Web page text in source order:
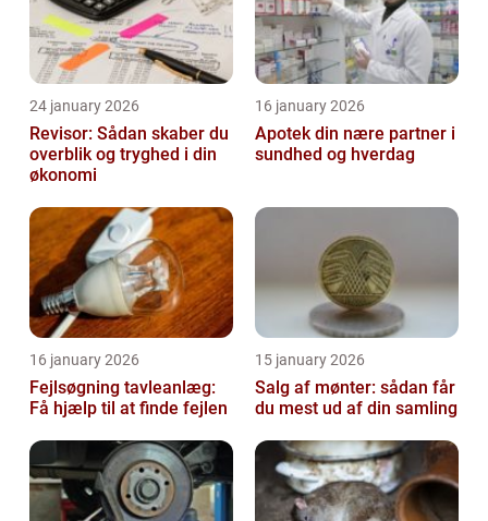
24 january 2026
Revisor: Sådan skaber du
overblik og tryghed i din
økonomi
16 january 2026
Apotek din nære partner i
sundhed og hverdag
16 january 2026
Fejlsøgning tavleanlæg:
Få hjælp til at finde fejlen
15 january 2026
Salg af mønter: sådan får
du mest ud af din samling